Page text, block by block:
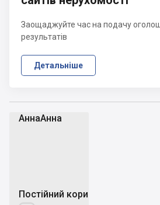
АннаАнна
Постійний користувач
Заощаджуйте час на подачу
результатів
Детальніше